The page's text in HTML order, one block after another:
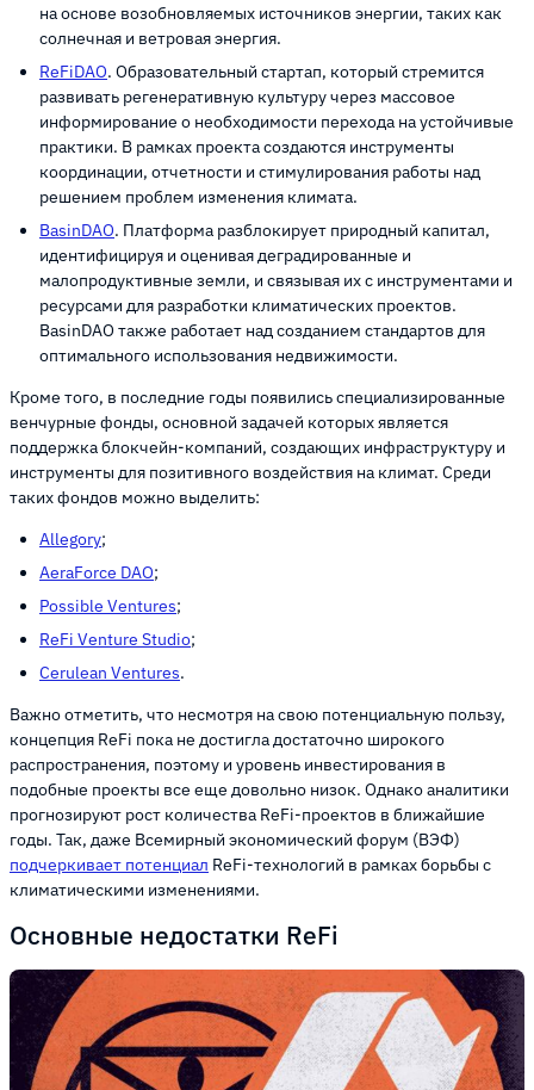
на основе возобновляемых источников энергии, таких как
солнечная и ветровая энергия.
ReFiDAO. Образовательный стартап, который стремится
развивать регенеративную культуру через массовое
информирование о необходимости перехода на устойчивые
практики. В рамках проекта создаются инструменты
координации, отчетности и стимулирования работы над
решением проблем изменения климата.
BasinDAO. Платформа разблокирует природный капитал,
идентифицируя и оценивая деградированные и
малопродуктивные земли, и связывая их с инструментами и
ресурсами для разработки климатических проектов.
BasinDAO также работает над созданием стандартов для
оптимального использования недвижимости.
Кроме того, в последние годы появились специализированные
венчурные фонды, основной задачей которых является
поддержка блокчейн-компаний, создающих инфраструктуру и
инструменты для позитивного воздействия на климат. Среди
таких фондов можно выделить:
Allegory;
AeraForce DAO;
Possible Ventures;
ReFi Venture Studio;
Cerulean Ventures.
Важно отметить, что несмотря на свою потенциальную пользу,
концепция ReFi пока не достигла достаточно широкого
распространения, поэтому и уровень инвестирования в
подобные проекты все еще довольно низок. Однако аналитики
прогнозируют рост количества ReFi-проектов в ближайшие
годы. Так, даже Всемирный экономический форум (ВЭФ)
подчеркивает потенциал ReFi-технологий в рамках борьбы с
климатическими изменениями.
Основные недостатки ReFi